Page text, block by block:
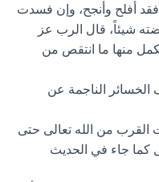
أفلح وأنجح، وإن فسدت
شيئاً، قال الرب عز
منها ما انتقص من
الخسائر الناجمة عن
القرب من الله تعالى حتى
كما جاء في الحديث